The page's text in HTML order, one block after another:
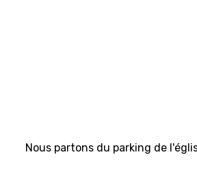
Nous partons du parking de